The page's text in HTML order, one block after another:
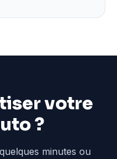
votre
?
minutes ou